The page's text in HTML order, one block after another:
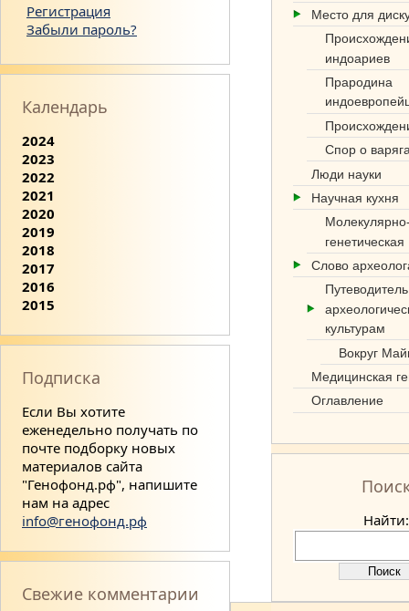
Регистрация
Забыли пароль?
Календарь
2024
2023
2022
2021
2020
2019
2018
2017
2016
2015
Подписка
Если Вы хотите
еженедельно получать по
почте подборку новых
материалов сайта
"Генофонд.рф", напишите
нам на адрес
info@генофонд.рф
Свежие комментарии
Место для
индоариев
Прародина
Спор о
Люди науки
Научная кухня
генетическая
Слово
культурам
Вокруг
Медицинская
Оглавление
Найти: